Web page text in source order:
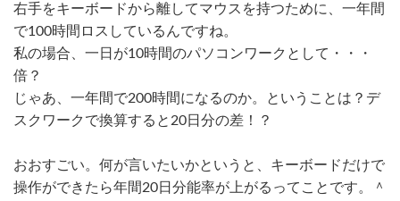
右手をキーボードから離してマウスを持つために、一年間
で100時間ロスしているんですね。
私の場合、一日が10時間のパソコンワークとして・・・
倍？
じゃあ、一年間で200時間になるのか。ということは？デ
スクワークで換算すると20日分の差！？
おおすごい。何が言いたいかというと、キーボードだけで
操作ができたら年間20日分能率が上がるってことです。＾